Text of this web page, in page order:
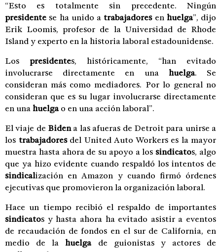
“Esto es totalmente sin precedente. Ningún
presidente se ha unido a trabajadoresen huelga”, dijo
Erik Loomis, profesor de la Universidad de Rhode
Island y experto en la historia laboral estadounidense.
Los presidentes, históricamente, “han evitado
involucrarse directamente en una huelga. Se
consideran más como mediadores. Por lo general no
consideran que es su lugar involucrarse directamente
en unahuelgao en una acción laboral”.
El viaje de Bidena las afueras de Detroit para unirse a
los trabajadoresdel United Auto Workers es la mayor
muestra hasta ahora de su apoyo a los sindicatos, algo
que ya hizo evidente cuando respaldó los intentos de
sindicalización en Amazon y cuando firmó órdenes
ejecutivas que promovieron la organización laboral.
Hace un tiempo recibió el respaldo de importantes
sindicatos y hasta ahora ha evitado asistir a eventos
de recaudación de fondos en el sur de California, en
medio de lahuelgade guionistas y actores de